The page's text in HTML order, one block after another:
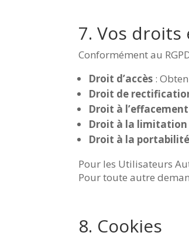
7. Vos
Conformément au
Droit d’accès :
Droit de
Droit à
Droit à la
Droit à la portabilité
Pour les Utilisateurs
Pour toute autre
8. Cookies